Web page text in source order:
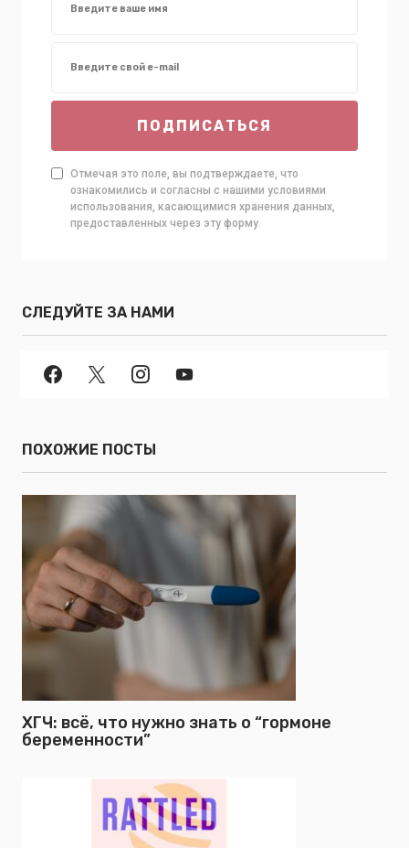
ПОДПИСАТЬСЯ
Отмечая это поле, вы подтверждаете, что
ознакомились и согласны с нашими условиями
использования, касающимися хранения данных,
предоставленных через эту форму.
СЛЕДУЙТЕ ЗА НАМИ
ПОХОЖИЕ ПОСТЫ
ХГЧ: всё, что нужно знать о “гормоне
беременности”